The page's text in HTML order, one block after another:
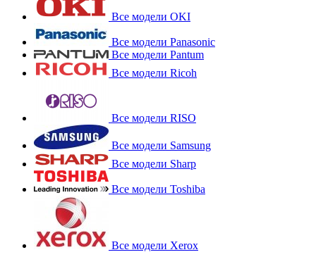
Все модели OKI
Все модели Panasonic
Все модели Pantum
Все модели Ricoh
Все модели RISO
Все модели Samsung
Все модели Sharp
Все модели Toshiba
Все модели Xerox